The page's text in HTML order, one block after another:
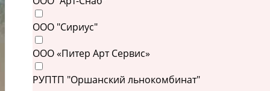
ООО "Сириус"
ООО «Питер Арт Сервис»
РУПТП "Оршанский льнокомбинат"